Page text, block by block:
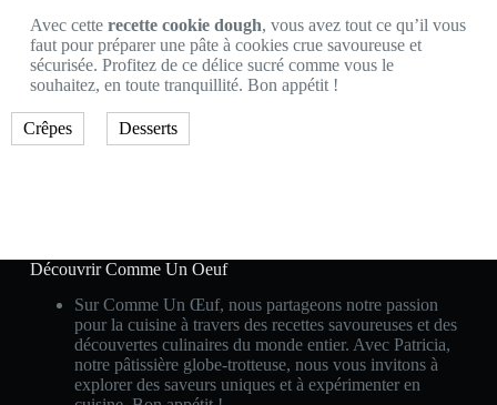
Avec cette recette cookie dough, vous avez tout ce qu’il vous
faut pour préparer une pâte à cookies crue savoureuse et
sécurisée. Profitez de ce délice sucré comme vous le
souhaitez, en toute tranquillité. Bon appétit !
Crêpes Desserts
Découvrir Comme Un Oeuf
Sur Comme Un Œuf, nous partageons notre passion
pour la cuisine à travers des recettes savoureuses et des
découvertes culinaires du monde entier. Avec Patricia,
notre pâtissière globe-trotteuse, nous vous invitons à
explorer des saveurs uniques et à expérimenter en